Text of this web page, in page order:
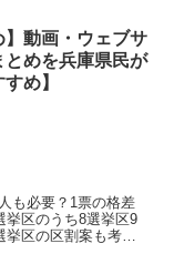
】動画・ウェブサ
めを兵庫県民が
め】
も必要？1票の格差
挙区のうち8選挙区9
挙区の区割案も考え